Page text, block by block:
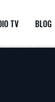
TV BLOG